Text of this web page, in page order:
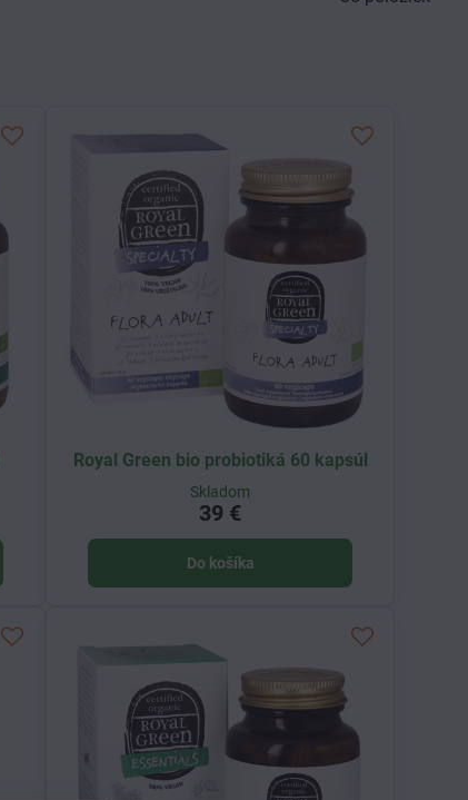
Royal Green bio probiotiká 60 kapsúl
Skladom
39 €
Do košíka